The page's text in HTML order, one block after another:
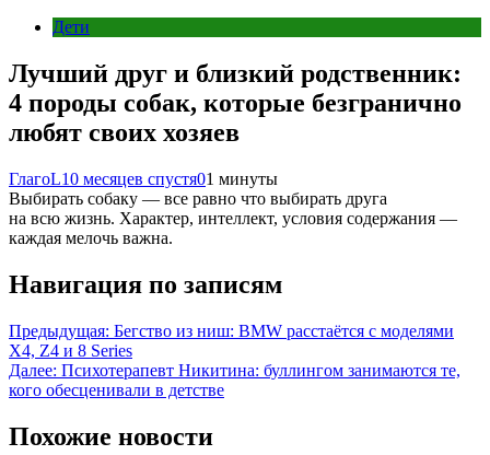
Дети
Лучший друг и близкий родственник:
4 породы собак, которые безгранично
любят своих хозяев
ГлагоL10 месяцев спустя01 минуты
Выбирать собаку — все равно что выбирать друга
на всю жизнь. Характер, интеллект, условия содержания —
каждая мелочь важна.
Навигация по записям
Предыдущая: Бегство из ниш: BMW расстаётся с моделями
X4, Z4 и 8 Series
Далее: Психотерапевт Никитина: буллингом занимаются те,
кого обесценивали в детстве
Похожие новости